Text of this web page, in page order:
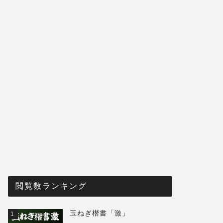
閲覧数ランキング
1 玉ねぎ楷書「激」